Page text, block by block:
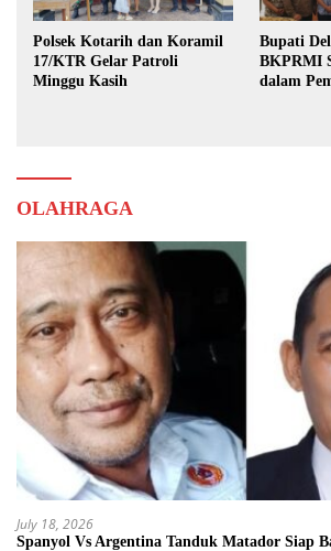
Polsek Kotarih dan Koramil
17/KTR Gelar Patroli
Minggu Kasih
Bupati
BKPRMI
dalam
OLAHRAGA
July 18, 2026
Spanyol Vs Argentina Tanduk Matador Siap